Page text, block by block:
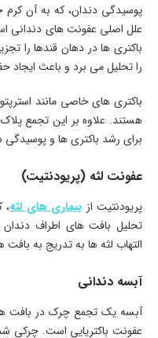
پوسیدگی دندان، که به آن
علل اصلی عفونت های دندانی
باکتری ها در دهان قندها را
را تحلیل می برد و باعث ایجاد
باکتری های خاصی مانند
هستند. علاوه بر این تجمع
برای رشد باکتری ها و
عفونت لثه (پریودنتیت)
پریودنتیت از بیماری های لثه،
تحلیل بافت های اطراف
التهاب لثه ها به تدریج به
آبسه دندانی
آبسه یک تجمع چرک در بافت
عفونت باکتریایی است. چرکی